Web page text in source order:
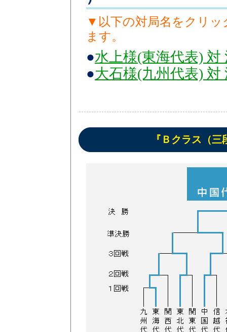
▼以下の対局名をクリッ
ます。
●水上様(東海代表) 対
●大石様(九州代表) 対
『Ｂクラス（